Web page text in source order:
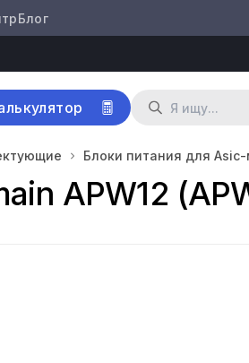
Блог
Блоки питания для
APW12